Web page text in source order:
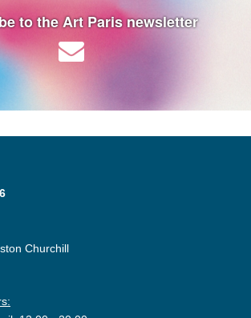
to the Art Paris newsletter
Churchill